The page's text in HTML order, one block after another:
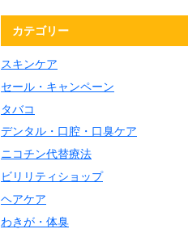
カテゴリー
スキンケア
セール・キャンペーン
タバコ
デンタル・口腔・口臭ケア
ニコチン代替療法
ビリリティショップ
ヘアケア
わきが・体臭